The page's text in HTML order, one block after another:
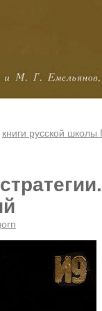
книги русской школы